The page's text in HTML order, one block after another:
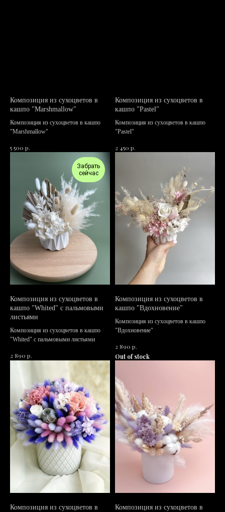
Композиция из сухоцветов в
кашпо "Marshmallow"
Композиция из сухоцветов в кашпо
"Marshmallow"
5 500 р.
Композиция из сухоцветов в
кашпо "Pastel"
Композиция из сухоцветов в кашпо
"Pastel"
2 450 р.
Забрать
сейчас
Композиция из сухоцветов в
кашпо "Whited" с пальмовыми
листьями
Композиция из сухоцветов в кашпо
"Whited" с пальмовыми листьями
2 890 р.
Композиция из сухоцветов в
кашпо "Вдохновение"
Композиция из сухоцветов в кашпо
"Вдохновение"
2 890 р.
Out of stock
Композиция из сухоцветов в
Композиция из сухоцветов в